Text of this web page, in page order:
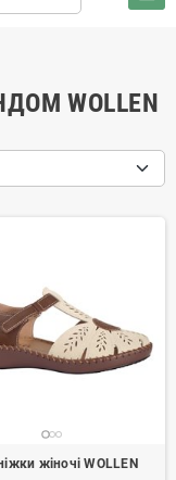
WOLLEN
жіночі WOLLEN